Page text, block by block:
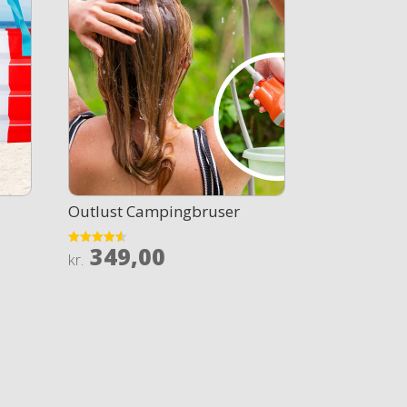
Outlust Campingbruser
Rated
4.5
kr. 349,00